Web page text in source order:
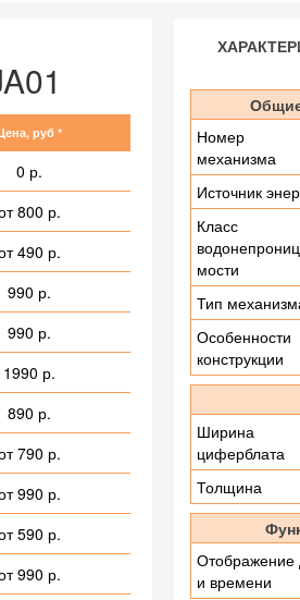
руб *
0 р.
800 р.
490 р.
990 р.
990 р.
1990 р.
890 р.
790 р.
990 р.
590 р.
990 р.
Номер
механизма
Источник
Класс
мости
Тип
Особенности
конструкции
Ширина
циферблата
Толщина
Отображение
и времени